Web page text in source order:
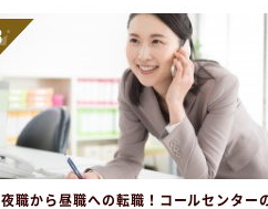
夜職から昼職への転職！コールセンター